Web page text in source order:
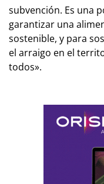
subvención. Es una
garantizar una
sostenible, y para
el arraigo en el
todos».